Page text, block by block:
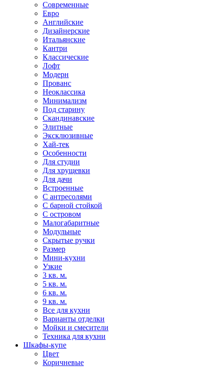
Современные
Евро
Английские
Дизайнерские
Итальянские
Кантри
Классические
Лофт
Модерн
Прованс
Неоклассика
Минимализм
Под старину
Скандинавские
Элитные
Эксклюзивные
Хай-тек
Особенности
Для студии
Для хрущевки
Для дачи
Встроенные
С антресолями
С барной стойкой
С островом
Малогабаритные
Модульные
Скрытые ручки
Размер
Мини-кухни
Узкие
3 кв. м.
5 кв. м.
6 кв. м.
9 кв. м.
Все для кухни
Варианты отделки
Мойки и смесители
Техника для кухни
Шкафы-купе
Цвет
Коричневые